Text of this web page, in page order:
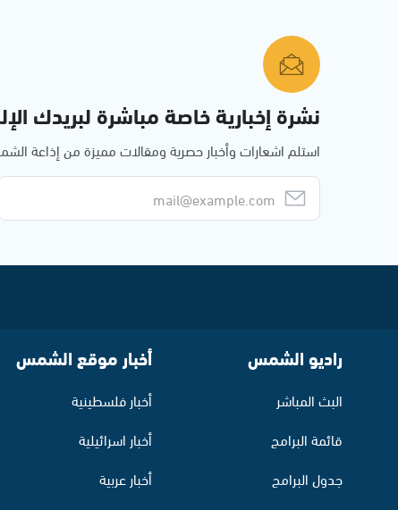
نشرة إخبارية خاصة مباشرة لبريدك
استلم اشعارات وأخبار حصرية ومقالات مميزة من إذاعة
راديو الشمس
البث المباشر
قائمة البرامج
جدول البرامج
أخبار موقع الشمس
أخبار فلسطينية
أخبار اسرائيلية
أخبار عربية